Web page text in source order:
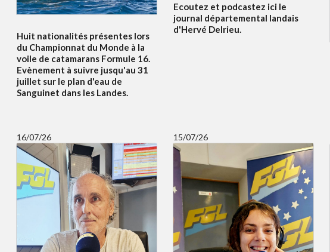
Huit nationalités présentes lors
du Championnat du Monde à la
voile de catamarans Formule 16.
Evènement à suivre jusqu'au 31
juillet sur le plan d'eau de
Sanguinet dans les Landes.
Ecoutez et podcastez ici le
journal départemental landais
d'Hervé Delrieu.
16/07/26 15/07/26